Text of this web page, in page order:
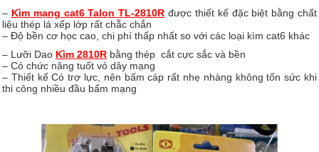
– Kìm mạng cat6 Talon TL-2810R được thiết kế đặc biệt bằng chất
liệu thép lá xếp lớp rất chẵc chắn
– Độ bền cơ học cao, chi phí thấp nhất so với các loại kìm cat6 khác
– Lưỡi Dao Kìm 2810R bằng thép cắt cực sắc và bền
– Có chức năng tuốt vỏ dây mạng
– Thiết kế Có trợ lực, nên bấm cáp rất nhẹ nhàng không tốn sức khi
thi công nhiều đầu bấm mạng